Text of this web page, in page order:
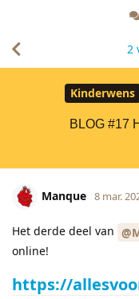
Kinderwens
BLOG #17
2
Manque 8 mar.
Het derde deel van
online!
https://